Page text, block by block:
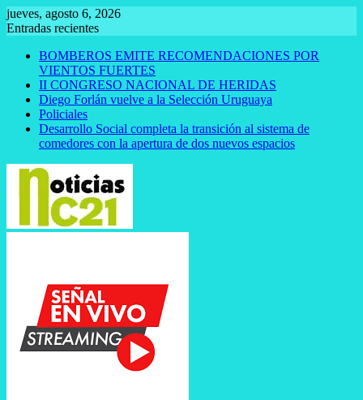
Saltar
al
jueves, agosto 6, 2026
Entradas recientes
BOMBEROS EMITE RECOMENDACIONES POR
VIENTOS FUERTES
II CONGRESO NACIONAL DE HERIDAS
Diego Forlán vuelve a la Selección Uruguaya
Policiales
Desarrollo Social completa la transición al sistema de
comedores con la apertura de dos nuevos espacios